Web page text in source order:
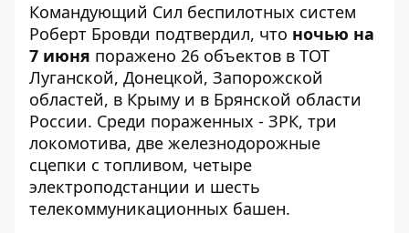
Командующий Сил беспилотных систем
Роберт Бровди подтвердил, что ночью на
7 июня поражено 26 объектов в ТОТ
Луганской, Донецкой, Запорожской
областей, в Крыму и в Брянской области
России. Среди пораженных - ЗРК, три
локомотива, две железнодорожные
сцепки с топливом, четыре
электроподстанции и шесть
телекоммуникационных башен.